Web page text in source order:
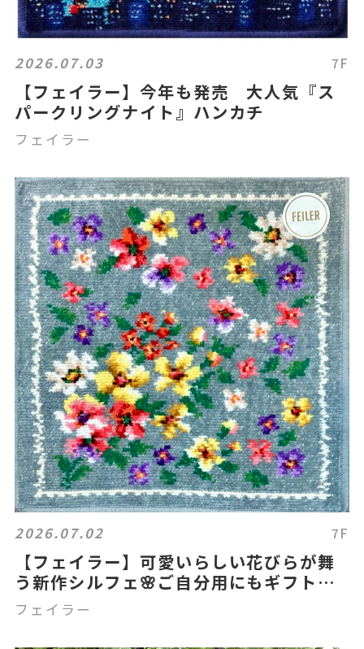
2026.07.03 7F
【フェイラー】今年も発売 大人気『ス
パークリングナイト』ハンカチ
フェイラー
2026.07.02 7F
【フェイラー】可愛いらしい花びらが舞
う新作シルフェ🌸ご自分用にもギフトに
もオススメです✨
フェイラー